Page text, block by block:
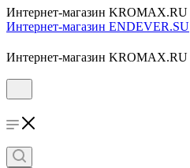
Интернет-магазин KROMAX.RU
Интернет-магазин ENDEVER.SU
Интернет-магазин KROMAX.RU